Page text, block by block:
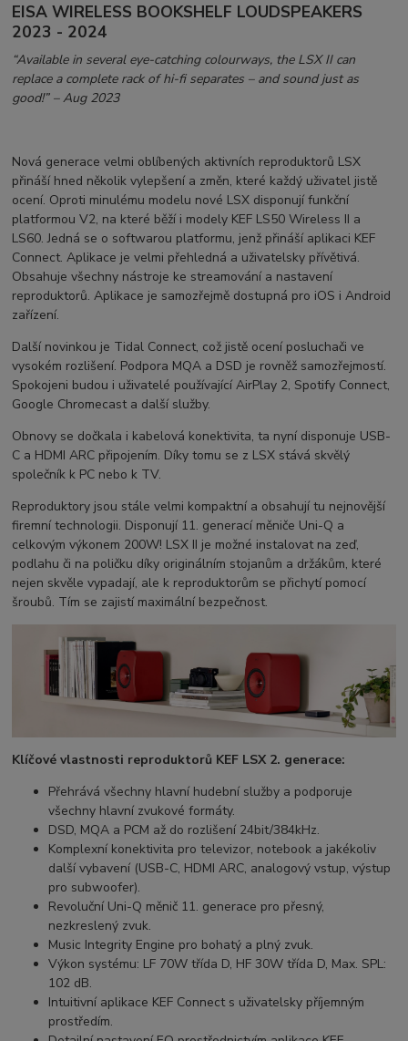
EISA WIRELESS BOOKSHELF LOUDSPEAKERS
2023 - 2024​
“Available in several eye-catching colourways, the LSX II can
replace a complete rack of hi-fi separates – and sound just as
good!” – Aug 2023​ ​
Nová generace velmi oblíbených aktivních reproduktorů LSX
přináší hned několik vylepšení a změn, které každý uživatel jistě
ocení. Oproti minulému modelu nové LSX disponují funkční
platformou V2, na které běží i modely KEF LS50 Wireless II a
LS60. Jedná se o softwarou platformu, jenž přináší aplikaci KEF
Connect. Aplikace je velmi přehledná a uživatelsky přívětivá.
Obsahuje všechny nástroje ke streamování a nastavení
reproduktorů. Aplikace je samozřejmě dostupná pro iOS i Android
zařízení.
Další novinkou je Tidal Connect, což jistě ocení posluchači ve
vysokém rozlišení. Podpora MQA a DSD je rovněž samozřejmostí.
Spokojeni budou i uživatelé používající AirPlay 2, Spotify Connect,
Google Chromecast a další služby.
Obnovy se dočkala i kabelová konektivita, ta nyní disponuje USB-
C a HDMI ARC připojením. Díky tomu se z LSX stává skvělý
společník k PC nebo k TV.
Reproduktory jsou stále velmi kompaktní a obsahují tu nejnovější
firemní technologii. Disponují 11. generací měniče Uni-Q a
celkovým výkonem 200W! LSX II je možné instalovat na zeď,
podlahu či na poličku díky originálním stojanům a držákům, které
nejen skvěle vypadají, ale k reproduktorům se přichytí pomocí
šroubů. Tím se zajistí maximální bezpečnost.
Klíčové vlastnosti reproduktorů KEF LSX 2. generace:
Přehrává všechny hlavní hudební služby a podporuje
všechny hlavní zvukové formáty.
DSD, MQA a PCM až do rozlišení 24bit/384kHz.
Komplexní konektivita pro televizor, notebook a jakékoliv
další vybavení (USB-C, HDMI ARC, analogový vstup, výstup
pro subwoofer).
Revoluční Uni-Q měnič 11. generace pro přesný,
nezkreslený zvuk.
Music Integrity Engine pro bohatý a plný zvuk.
Výkon systému: LF 70W třída D, HF 30W třída D, Max. SPL:
102 dB.
Intuitivní aplikace KEF Connect s uživatelsky příjemným
prostředím.